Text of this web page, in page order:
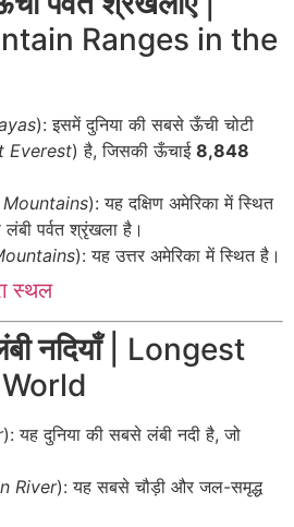
Ranges in the
): इसमें दुनिया की सबसे ऊँची चोटी
Everest) है, जिसकी ऊँचाई 8,848
): यह दक्षिण अमेरिका में स्थित
पर्वत श्रृंखला है।
): यह उत्तर अमेरिका में स्थित है।
स्थल
नदियाँ| Longest
): यह दुनिया की सबसे लंबी नदी है, जो
River): यह सबसे चौड़ी और जल-समृद्ध